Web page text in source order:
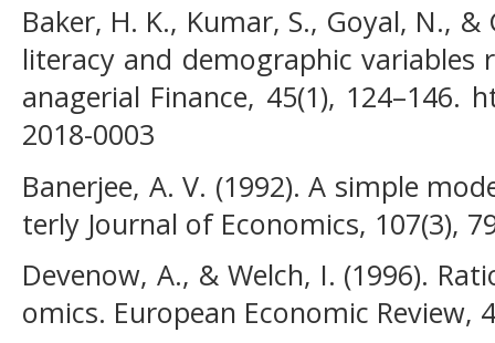
Baker, H. K., Kumar, S., Goyal, N.,
literacy and demographic variables
anagerial Finance, 45(1), 124–146.
2018-0003
Banerjee, A. V. (1992). A simple
terly Journal of Economics, 107(3),
Devenow, A., & Welch, I. (1996).
omics. European Economic Review,